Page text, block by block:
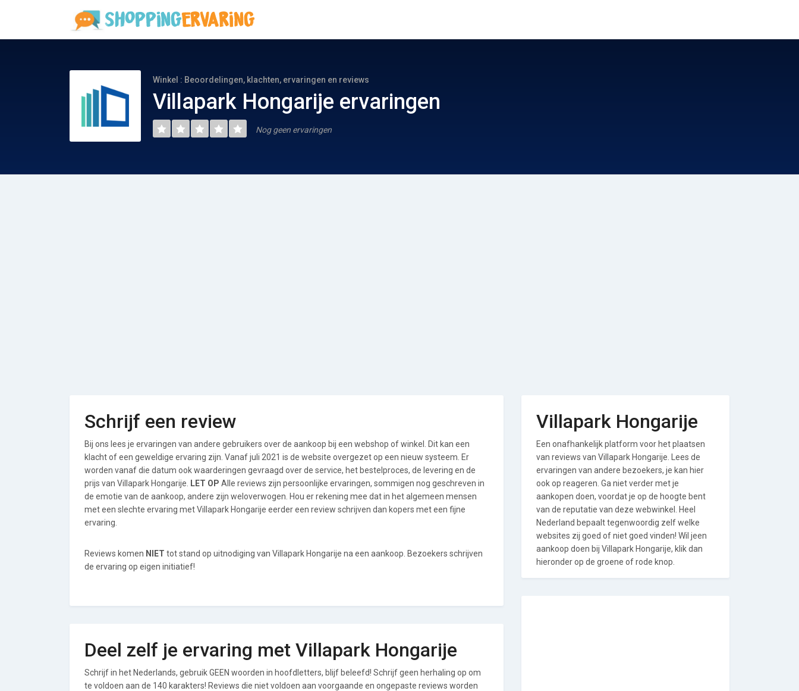
Winkel : Beoordelingen, klachten, ervaringen en reviews
Villapark Hongarije ervaringen
Nog geen ervaringen
Schrijf een review
Bij ons lees je ervaringen van andere gebruikers over de aankoop bij een webshop of winkel. Dit kan een
klacht of een geweldige ervaring zijn. Vanaf juli 2021 is de website overgezet op een nieuw systeem. Er
worden vanaf die datum ook waarderingen gevraagd over de service, het bestelproces, de levering en de
prijs van Villapark Hongarije.
LET OP Alle reviews zijn persoonlijke ervaringen, sommigen nog geschreven in
de emotie van de aankoop, andere zijn weloverwogen. Hou er rekening mee dat in het algemeen mensen
met een slechte ervaring met Villapark Hongarije eerder een review schrijven dan kopers met een fijne
ervaring.
Reviews komen NIET tot stand op uitnodiging van Villapark Hongarije na een aankoop. Bezoekers schrijven
de ervaring op eigen initiatief!
Deel zelf je ervaring met Villapark Hongarije
Schrijf in het Nederlands, gebruik GEEN woorden in hoofdletters, blijf beleefd! Schrijf geen herhaling op om
te voldoen aan de 140 karakters! Reviews die niet voldoen aan voorgaande en ongepaste reviews worden
Villapark Hongarije
Een onafhankelijk platform voor het plaatsen
van reviews van Villapark Hongarije. Lees de
ervaringen van andere bezoekers, je kan hier
ook op reageren. Ga niet verder met je
aankopen doen, voordat je op de hoogte bent
van de reputatie van deze webwinkel. Heel
Nederland bepaalt tegenwoordig zelf welke
websites zij goed of niet goed vinden! Wil jeen
aankoop doen bij Villapark Hongarije, klik dan
hieronder op de groene of rode knop.